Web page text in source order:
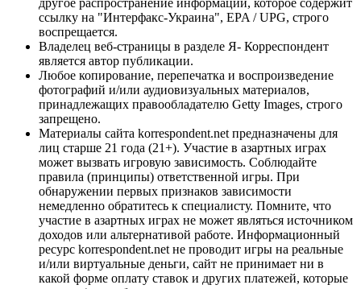
ссылку на "Интерфакс-Украина", EPA / UPG, строго
воспрещается.
Владелец веб-страницы в разделе Я- Корреспондент
является автор публикации.
Любое копирование, перепечатка и воспроизведение
фотографий и/или аудиовизуальных материалов,
принадлежащих правообладателю Getty Images, строго
запрещено.
Материалы сайта korrespondent.net предназначены для
лиц старше 21 года (21+). Участие в азартных играх
может вызвать игровую зависимость. Соблюдайте
правила (принципы) ответственной игры. При
обнаружении первых признаков зависимости
немедленно обратитесь к специалисту. Помните, что
участие в азартных играх не может являться источником
доходов или альтернативой работе. Информационный
ресурс korrespondent.net не проводит игры на реальные
и/или виртуальные деньги, сайт не принимает ни в
какой форме оплату ставок и других платежей, которые